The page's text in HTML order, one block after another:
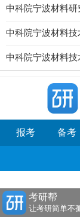
中科院宁波材料
中科院宁波材料
中科院宁波材料
报考 备考
考研帮
让考研简单不